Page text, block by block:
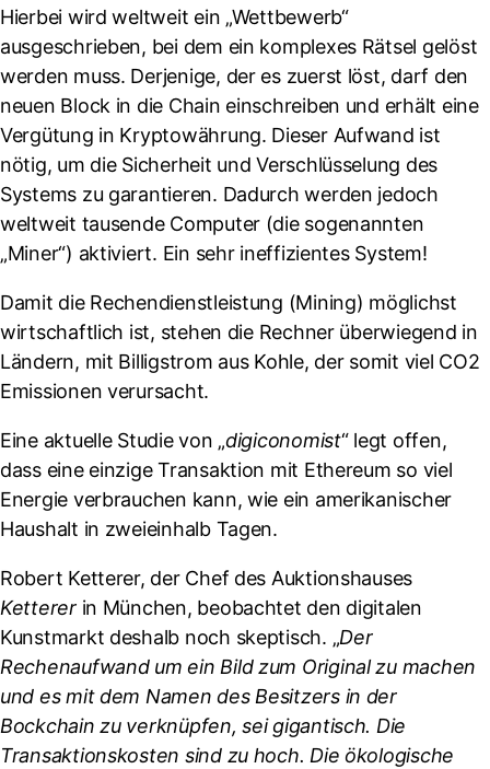
Hierbei wird weltweit ein „Wettbewerb“
ausgeschrieben, bei dem ein komplexes Rätsel gelöst
werden muss. Derjenige, der es zuerst löst, darf den
neuen Block in die Chain einschreiben und erhält eine
Vergütung in Kryptowährung. Dieser Aufwand ist
nötig, um die Sicherheit und Verschlüsselung des
Systems zu garantieren. Dadurch werden jedoch
weltweit tausende Computer (die sogenannten
„Miner“) aktiviert. Ein sehr ineffizientes System!
Damit die Rechendienstleistung (Mining) möglichst
wirtschaftlich ist, stehen die Rechner überwiegend in
Ländern, mit Billigstrom aus Kohle, der somit viel CO2
Emissionen verursacht.
Eine aktuelle Studie von „digiconomist“ legt offen,
dass eine einzige Transaktion mit Ethereum so viel
Energie verbrauchen kann, wie ein amerikanischer
Haushalt in zweieinhalb Tagen.
Robert Ketterer, der Chef des Auktionshauses
Kettererin München, beobachtet den digitalen
Kunstmarkt deshalb noch skeptisch. „Der
Rechenaufwand um ein Bild zum Original zu machen
und es mit dem Namen des Besitzers in der
Bockchain zu verknüpfen, sei gigantisch. Die
Transaktionskosten sind zu hoch. Die ökologische